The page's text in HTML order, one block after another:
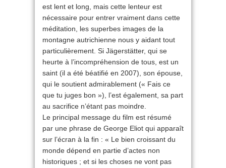
est lent et long, mais cette lenteur est
nécessaire pour entrer vraiment dans cette
méditation, les superbes images de la
montagne autrichienne nous y aidant tout
particulièrement. Si Jägerstätter, qui se
heurte à l’incompréhension de tous, est un
saint (il a été béatifié en 2007), son épouse,
qui le soutient admirablement (« Fais ce
que tu juges bon »), l’est également, sa part
au sacrifice n’étant pas moindre.
Le principal message du film est résumé
par une phrase de George Eliot qui apparaît
sur l’écran à la fin : « Le bien croissant du
monde dépend en partie d’actes non
historiques ; et si les choses ne vont pas